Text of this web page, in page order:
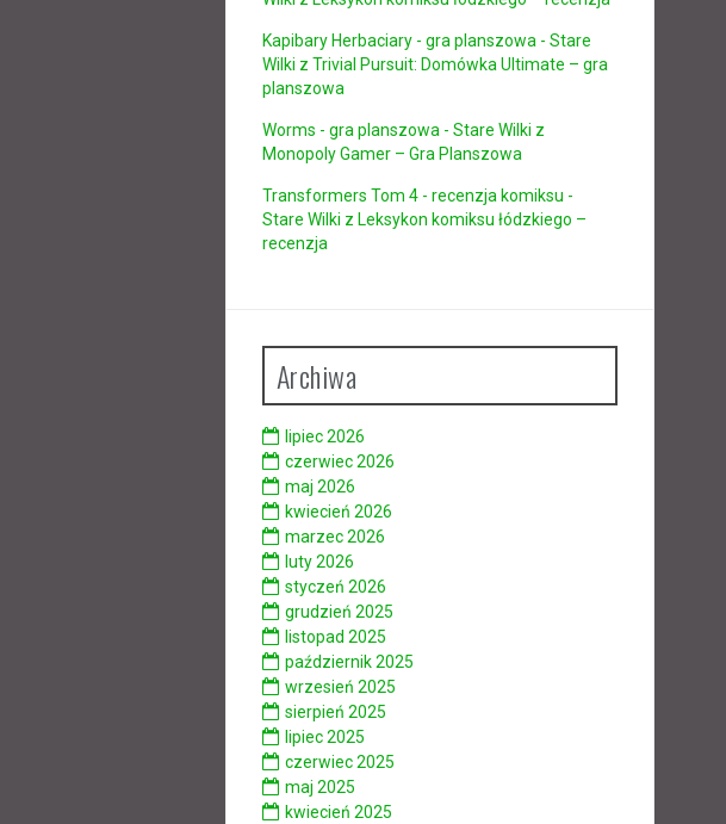
Kapibary Herbaciary - gra planszowa - Stare
Wilki z Trivial Pursuit: Domówka Ultimate – gra
planszowa
Worms - gra planszowa - Stare Wilki z
Monopoly Gamer – Gra Planszowa
Transformers Tom 4 - recenzja komiksu -
Stare Wilki z Leksykon komiksu łódzkiego –
recenzja
Archiwa
lipiec 2026
czerwiec 2026
maj 2026
kwiecień 2026
marzec 2026
luty 2026
styczeń 2026
grudzień 2025
listopad 2025
październik 2025
wrzesień 2025
sierpień 2025
lipiec 2025
czerwiec 2025
maj 2025
kwiecień 2025